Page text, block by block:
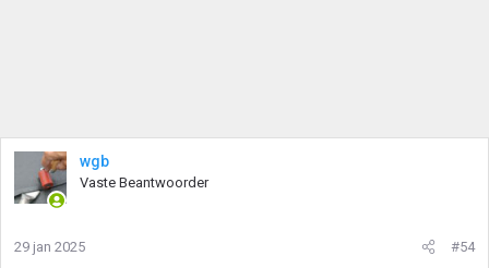
wgb
Vaste Beantwoorder
29 jan 2025 #54